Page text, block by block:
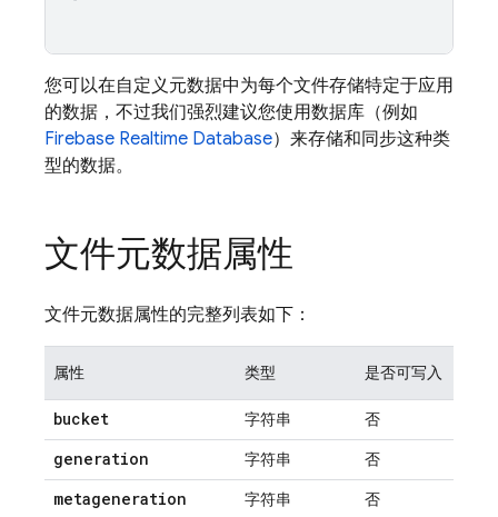
您可以在自定义元数据中为每个文件存储特定于应用
的数据，不过我们强烈建议您使用数据库（例如
Firebase Realtime Database）来存储和同步这种类
型的数据。
文件元数据属性
文件元数据属性的完整列表如下：
属性 类型 是否可写入
bucket 字符串 否
generation 字符串 否
metageneration 字符串 否